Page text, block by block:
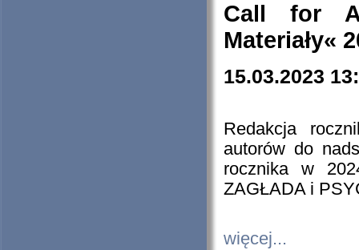
Call for
Materiały«
15.03.2023
Redakcja
autorów do
rocznika w
ZAGŁADA i
więcej...